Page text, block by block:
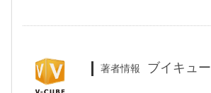
著者情報 ブイキュ